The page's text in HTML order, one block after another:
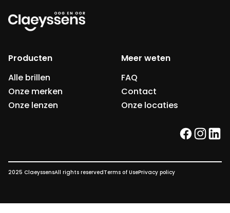
Producten
Alle brillen
Onze merken
Onze lenzen
Meer weten
FAQ
Contact
Onze locaties
facebook
2025 ClaeyssensAll rights reservedTerms of UsePrivacy policy